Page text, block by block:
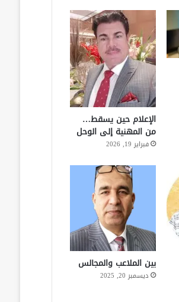
الإعلام حين يسقط…
من المهنية إلى الوحل
فبراير 19, 2026
بين الملاعب والمجالس
ديسمبر 20, 2025